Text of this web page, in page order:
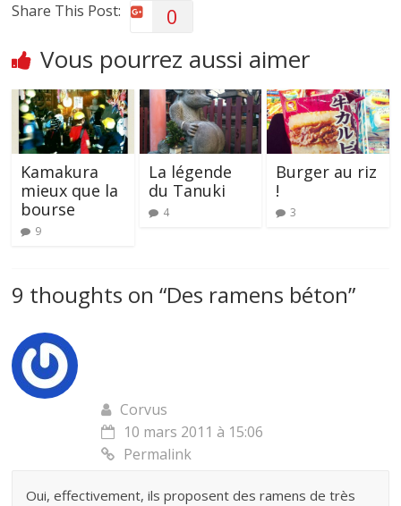
Share This Post: 0
Vous pourrez aussi aimer
Kamakura
mieux que la
bourse
9
La légende
du Tanuki
4
Burger au riz
!
3
9 thoughts on “Des ramens béton”
Corvus
10 mars 2011 à 15:06
Permalink
Oui, effectivement, ils proposent des ramens de très